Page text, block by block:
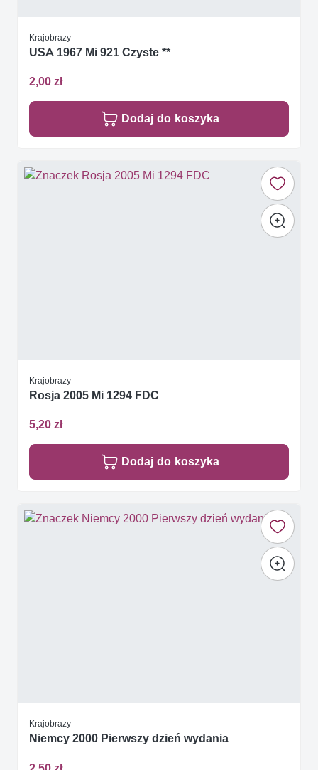
Krajobrazy
USA 1967 Mi 921 Czyste **
2,00 zł
Dodaj do koszyka
Krajobrazy
Rosja 2005 Mi 1294 FDC
5,20 zł
Dodaj do koszyka
Krajobrazy
Niemcy 2000 Pierwszy dzień wydania